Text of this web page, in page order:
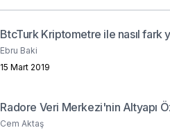
BtcTurk Kriptometre ile nasıl fark
Ebru Baki
15 Mart 2019
Radore Veri Merkezi'nin Altyapı
Cem Aktaş